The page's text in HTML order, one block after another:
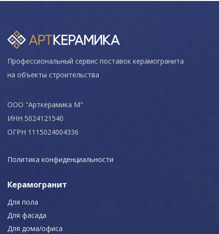
Профессиональный сервис поставок керамогранита
на объекты строительства
ООО "Арткерамика М"
ИНН 5024121540
ОГРН 1115024004336
Политика конфиденциальности
Керамогранит
Для пола
Для фасада
Для дома/офиса